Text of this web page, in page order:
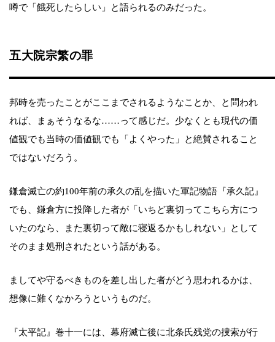
噂で「餓死したらしい」と語られるのみだった。
五大院宗繁の罪
邦時を売ったことがここまでされるようなことか、と問われ
れば、まぁそうなるな……って感じだ。少なくとも現代の価
値観でも当時の価値観でも「よくやった」と絶賛されること
ではないだろう。
鎌倉滅亡の約100年前の承久の乱を描いた軍記物語『承久記』
でも、鎌倉方に投降した者が「いちど裏切ってこちら方につ
いたのなら、また裏切って敵に寝返るかもしれない」として
そのまま処刑されたという話がある。
ましてや守るべきものを差し出した者がどう思われるかは、
想像に難くなかろうというものだ。
『太平記』巻十一には、幕府滅亡後に北条氏残党の捜索が行